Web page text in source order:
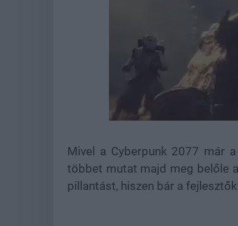
21.86%
Mivel a Cyberpunk 2077 már a
többet mutat majd meg belőle
pillantást, hiszen bár a